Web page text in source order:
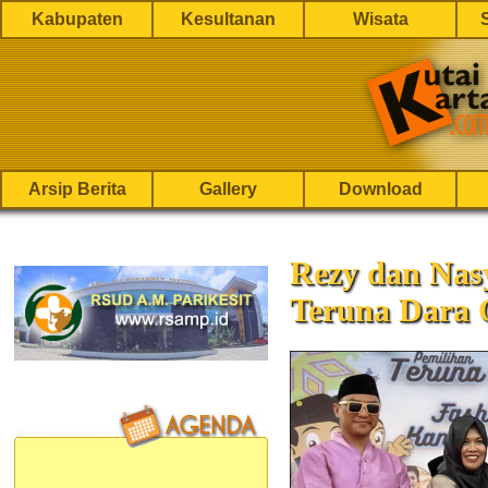
Kabupaten Kesultanan Wisata
Arsip Berita Gallery Download
Rezy dan
Teruna Dara